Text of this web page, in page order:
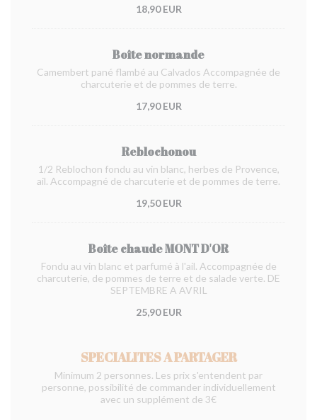
18,90 EUR
Boîte normande
Camembert pané flambé au Calvados Accompagnée de
charcuterie et de pommes de terre.
17,90 EUR
Reblochonou
1/2 Reblochon fondu au vin blanc, herbes de Provence,
ail. Accompagné de charcuterie et de pommes de terre.
19,50 EUR
Boîte chaude MONT D'OR
Fondu au vin blanc et parfumé à l'ail. Accompagnée de
charcuterie, de pommes de terre et de salade verte. DE
SEPTEMBRE A AVRIL
25,90 EUR
SPECIALITES A PARTAGER
Minimum 2 personnes. Les prix s'entendent par
personne, possibilité de commander individuellement
avec un supplément de 3€